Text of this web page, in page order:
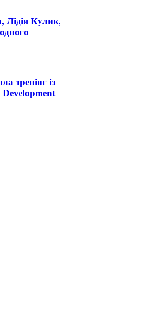
Лідія Кулик,
тренінг із